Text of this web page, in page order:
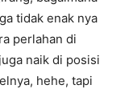
tidak enak nya
perlahan di
naik di posisi
hehe, tapi